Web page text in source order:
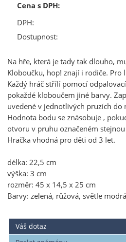
Cena s DPH:
DPH:
Dostupnost:
Na hře, která je tady tak dlouho,
Kloboučku, hop! znají i rodiče. Pro
Každý hráč střílí pomocí
pokaždé kloboučem jiné barvy.
uvedené v jednotlivých pruzích do
Hodnota bodu se znásobuje ,
otvoru v pruhu označeném
Hračka vhodná pro děti od 3 let.
délka: 22,5 cm
výška: 3 cm
rozměr: 45 x 14,5 x 25 cm
Barvy: zelená, růžová, světle modrá
Váš dotaz